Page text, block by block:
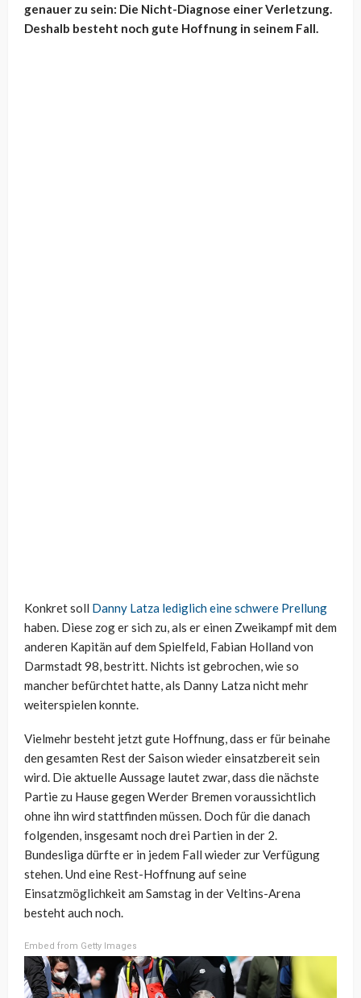
genauer zu sein: Die Nicht-Diagnose einer Verletzung.
Deshalb besteht noch gute Hoffnung in seinem Fall.
Konkret soll Danny Latza lediglich eine schwere Prellung
haben. Diese zog er sich zu, als er einen Zweikampf mit dem
anderen Kapitän auf dem Spielfeld, Fabian Holland von
Darmstadt 98, bestritt. Nichts ist gebrochen, wie so
mancher befürchtet hatte, als Danny Latza nicht mehr
weiterspielen konnte.
Vielmehr besteht jetzt gute Hoffnung, dass er für beinahe
den gesamten Rest der Saison wieder einsatzbereit sein
wird. Die aktuelle Aussage lautet zwar, dass die nächste
Partie zu Hause gegen Werder Bremen voraussichtlich
ohne ihn wird stattfinden müssen. Doch für die danach
folgenden, insgesamt noch drei Partien in der 2.
Bundesliga dürfte er in jedem Fall wieder zur Verfügung
stehen. Und eine Rest-Hoffnung auf seine
Einsatzmöglichkeit am Samstag in der Veltins-Arena
besteht auch noch.
Embed from Getty Images